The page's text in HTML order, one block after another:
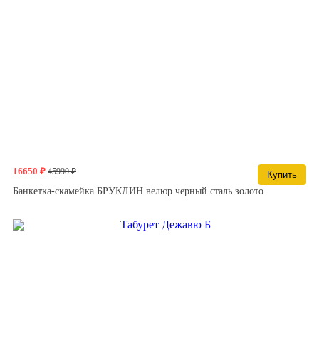
16650 ₽ 45990 ₽
Купить
Банкетка-скамейка БРУКЛИН велюр черный сталь золото